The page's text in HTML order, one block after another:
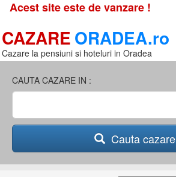
Acest site este de vanzare !
CAZAREORADEA.ro
Cazare la pensiuni si hoteluri in Oradea
CAUTA CAZARE IN :
Cauta cazare